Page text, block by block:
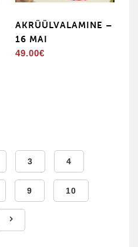
AKRÜÜLVALAMINE –
16 MAI
49.00€
3 4
9 10